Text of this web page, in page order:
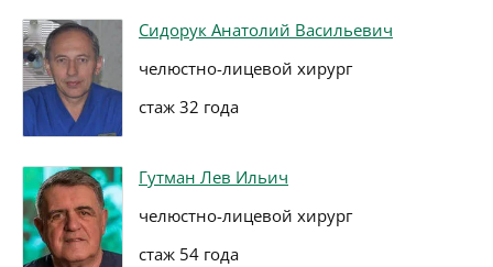
Сидорук Анатолий Васильевич
челюстно-лицевой хирург
стаж 32 года
Гутман Лев Ильич
челюстно-лицевой хирург
стаж 54 года